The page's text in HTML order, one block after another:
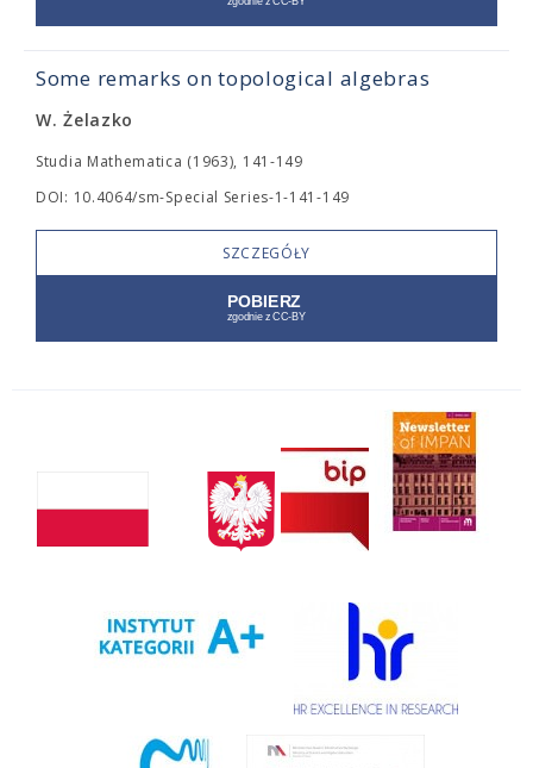
Some remarks on topological algebras
W. Żelazko
Studia Mathematica (1963), 141-149
DOI: 10.4064/sm-Special Series-1-141-149
SZCZEGÓŁY